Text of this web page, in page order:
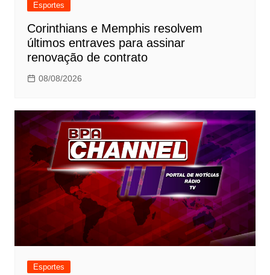
Esportes
Corinthians e Memphis resolvem
últimos entraves para assinar
renovação de contrato
08/08/2026
Esportes